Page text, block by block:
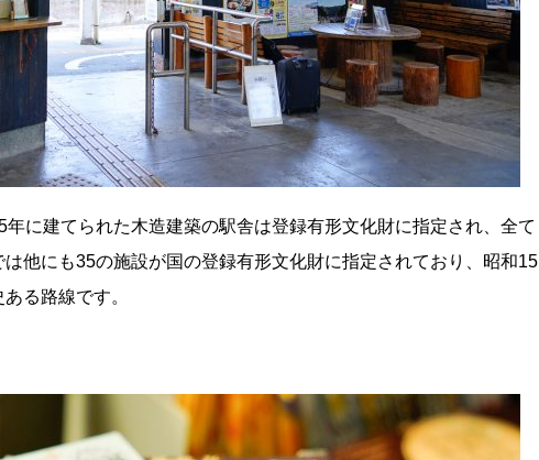
に建てられた木造建築の駅舎は登録有形文化財に指定され、全て
他にも35の施設が国の登録有形文化財に指定されており、昭和15
る路線です。